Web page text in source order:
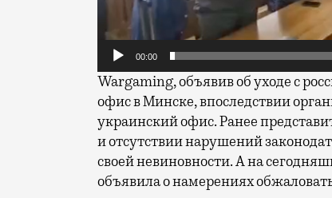
00:00
Wargaming, объявив об уходе с
офис в Минске, впоследствии
украинский офис. Ранее
и отсутствии нарушений
своей невиновности. А на
объявила о намерениях